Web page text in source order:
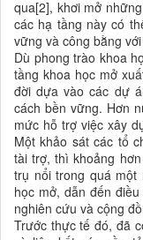
qua[2], khơi mở
các hạ tầng này có
vững và công bằng
Dù phong trào khoa
tầng khoa học mở
đời dựa vào các dự
cách bền vững. Hơn
mức hỗ trợ việc xây
Một khảo sát các tổ
tài trợ, thì khoảng
trụ nổi trong quá
học mở, dẫn đến
nghiên cứu và cộng
Trước thực tế đó, đã